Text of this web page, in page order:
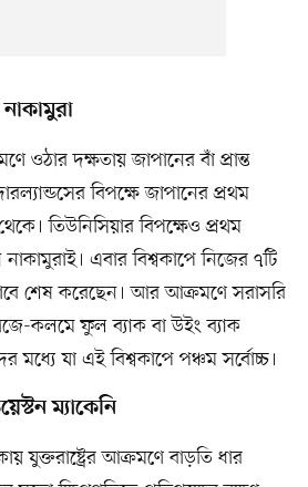
ওঠার দক্ষতায় জাপানের বাঁ প্রান্ত
বিপক্ষে জাপানের প্রথম
তিউনিসিয়ার বিপক্ষেও প্রথম
এবার বিশ্বকাপে নিজের ৭টি
শেষ করেছেন। আর আক্রমণে সরাসরি
কলমে ফুল ব্যাক বা উইং ব্যাক
মধ্যে যা এই বিশ্বকাপে পঞ্চম সর্বোচ্চ।
ম্যাকেনি
যুক্তরাষ্ট্রের আক্রমণে বাড়তি ধার